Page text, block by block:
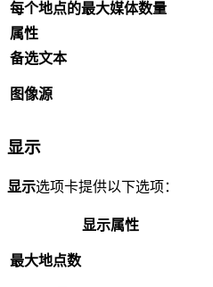
每个地点的最大媒体数量
属性
备选文本
图像源
显示
显示选项卡提供以下选项：
显示属性
最大地点数